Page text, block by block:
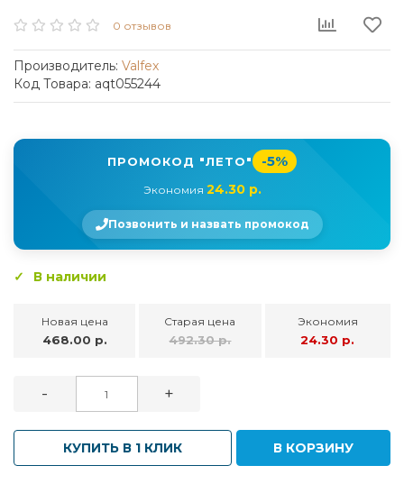
0 отзывов
Производитель: Valfex
Код Товара: aqt055244
ПРОМОКОД "ЛЕТО" -5%
Экономия 24.30 р.
Позвонить и назвать промокод
В наличии
Новая цена
468.00 р.
Старая цена
492.30 р.
Экономия
24.30 р.
- +
КУПИТЬ В 1 КЛИК В КОРЗИНУ